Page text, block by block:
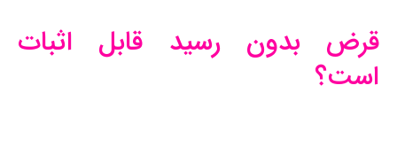
قرض بدون رسید قابل اثبات
است؟